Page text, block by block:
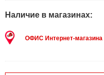
Наличие в магазинах:
ОФИС Интернет-магазина